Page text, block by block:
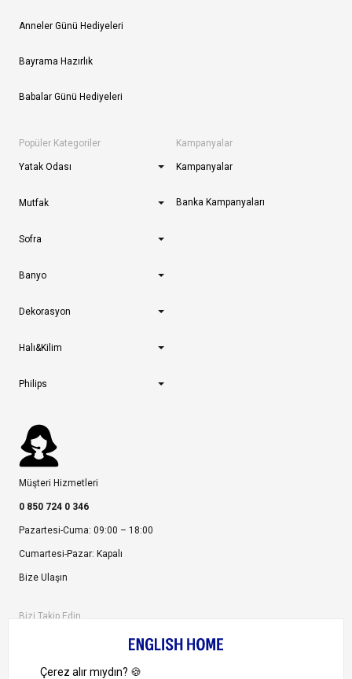
Anneler Günü Hediyeleri
Bayrama Hazırlık
Babalar Günü Hediyeleri
Popüler Kategoriler
Yatak Odası
Mutfak
Sofra
Banyo
Dekorasyon
Halı&Kilim
Philips
Kampanyalar
Kampanyalar
Banka Kampanyaları
Müşteri Hizmetleri
0 850 724 0 346
Pazartesi-Cuma: 09:00 – 18:00
Cumartesi-Pazar: Kapalı
Bize Ulaşın
Bizi Takip Edin